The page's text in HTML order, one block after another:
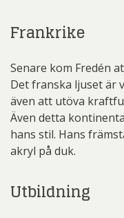
Frankrike
Senare kom Fredén
Det franska ljuset är
även att utöva
Även detta
hans stil. Hans
akryl på duk.
Utbildning